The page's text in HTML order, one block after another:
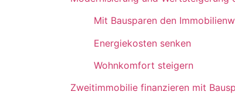
Mit Bausparen den
Energiekosten senken
Wohnkomfort steigern
Zweitimmobilie finanzieren mit